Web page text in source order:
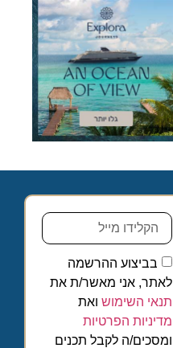
בביצוע ההרשמה
לאתר, אני מאשר/ת את
תנאי השימוש ואת
מדיניות הפרטיות
ומסכים/ה לקבל תכנים